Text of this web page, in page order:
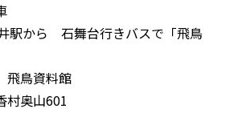
駅から 石舞台行きバスで「飛鳥
鳥資料館
村奥山601